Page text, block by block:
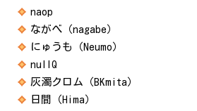
naop
ながべ（nagabe）
にゅうも（Neumo）
nullQ
灰濁クロム（BKmita）
日間（Hima）